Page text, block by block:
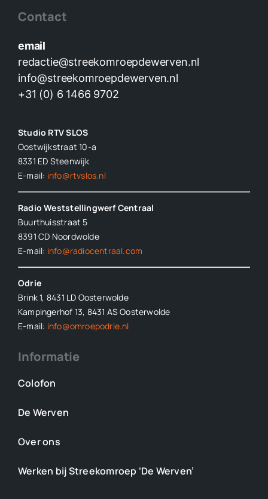
Contact
email
redactie@streekomroepdewerven.nl
info@streekomroepdewerven.nl
+31 (0) 6 1466 9702
Studio RTV SLOS
Oostwijkstraat 10-a
8331 ED Steenwijk
E-mail: info@rtvslos.nl
Radio Weststellingwerf Centraal
Buurthuisstraat 5
8391 CD Noordwolde
E-mail: info@radiocentraal.com
Odrie
Brink 1, 8431 LD Oosterwolde
Kampingerhof 13, 8431 AS Oosterwolde
E-mail: info@omroepodrie.nl
Informatie
Colofon
De Werven
Over ons
Werken bij Streekomroep ‘De Werven’